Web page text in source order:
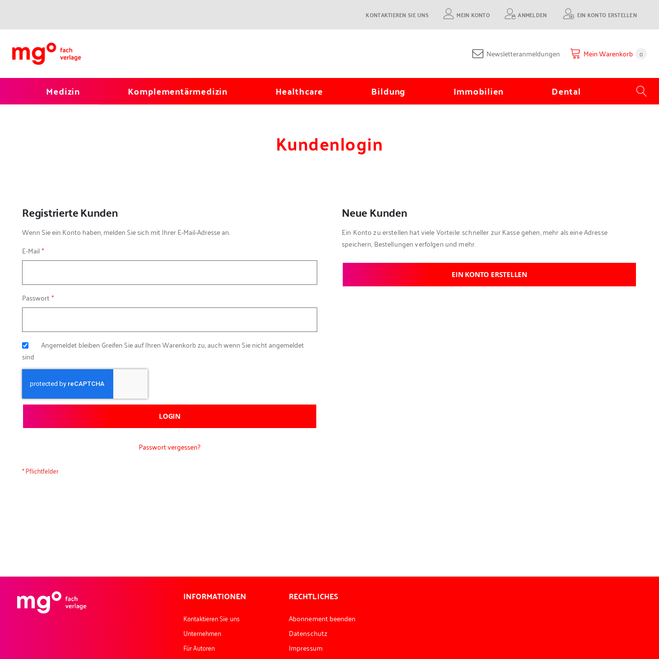
KONTAKTIEREN SIE UNS MEIN KONTO ANMELDEN EIN KONTO ERSTELLEN
Newsletteranmeldungen Mein Warenkorb 0
Medizin Komplementärmedizin Healthcare Bildung Immobilien Dental
Kundenlogin
Registrierte Kunden
Wenn Sie ein Konto haben, melden Sie sich mit Ihrer E-Mail-Adresse an.
E-Mail
Passwort
Angemeldet bleiben Greifen Sie auf Ihren Warenkorb zu, auch wenn Sie nicht angemeldet
sind
LOGIN
Passwort vergessen?
Neue Kunden
Ein Konto zu erstellen hat viele Vorteile: schneller zur Kasse gehen, mehr als eine Adresse
speichern, Bestellungen verfolgen und mehr.
EIN KONTO ERSTELLEN
INFORMATIONEN
Kontaktieren Sie uns
Unternehmen
Für Autoren
RECHTLICHES
Abonnement beenden
Datenschutz
Impressum